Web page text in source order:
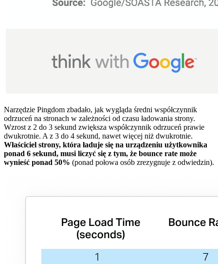
Narzędzie Pingdom zbadało, jak wygląda średni współczynnik
odrzuceń na stronach w zależności od czasu ładowania strony.
Wzrost z 2 do 3 sekund zwiększa współczynnik odrzuceń prawie
dwukrotnie. A z 3 do 4 sekund, nawet więcej niż dwukrotnie.
Właściciel strony, która ładuje się na urządzeniu użytkownika
ponad 6 sekund, musi liczyć się z tym, że bounce rate może
wynieść ponad 50% (ponad połowa osób zrezygnuje z odwiedzin).